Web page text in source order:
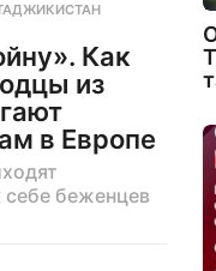
Как
из
в Европе
себе беженцев